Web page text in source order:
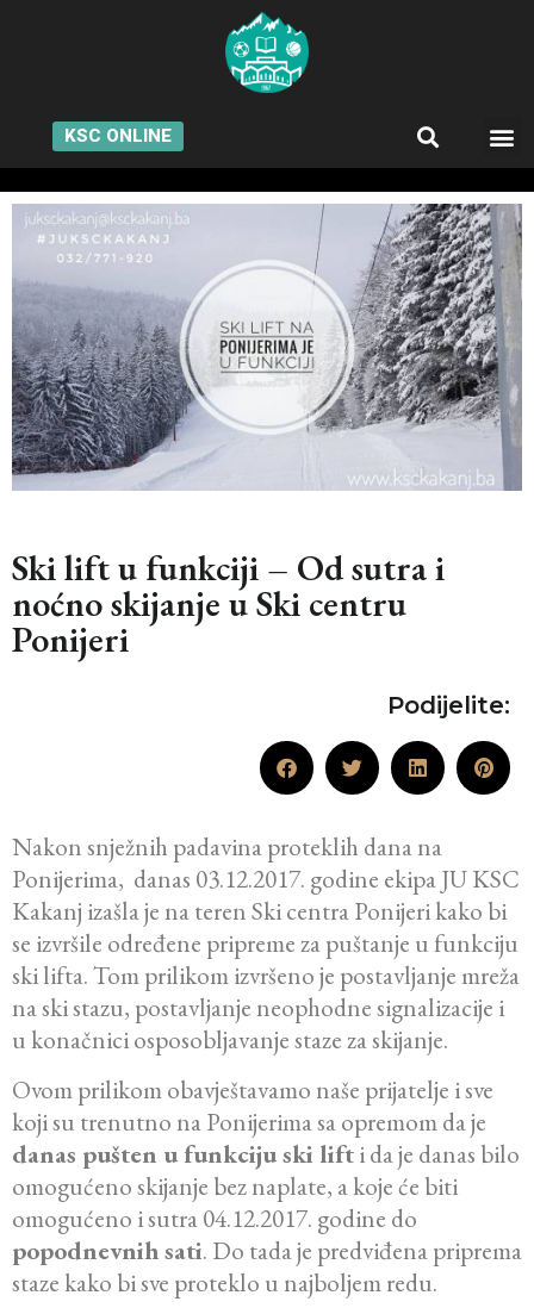
KSC ONLINE
Ski lift u funkciji – Od sutra i
noćno skijanje u Ski centru
Ponijeri
Podijelite:
Nakon snježnih padavina proteklih dana na
Ponijerima, danas 03.12.2017. godine ekipa JU KSC
Kakanj izašla je na teren Ski centra Ponijeri kako bi
se izvršile određene pripreme za puštanje u funkciju
ski lifta. Tom prilikom izvršeno je postavljanje mreža
na ski stazu, postavljanje neophodne signalizacije i
u konačnici osposobljavanje staze za skijanje.
Ovom prilikom obavještavamo naše prijatelje i sve
koji su trenutno na Ponijerima sa opremom da je
danas pušten u funkciju ski lifti da je danas bilo
omogućeno skijanje bez naplate, a koje će biti
omogućeno i sutra 04.12.2017. godine do
popodnevnih sati. Do tada je predviđena priprema
staze kako bi sve proteklo u najboljem redu.